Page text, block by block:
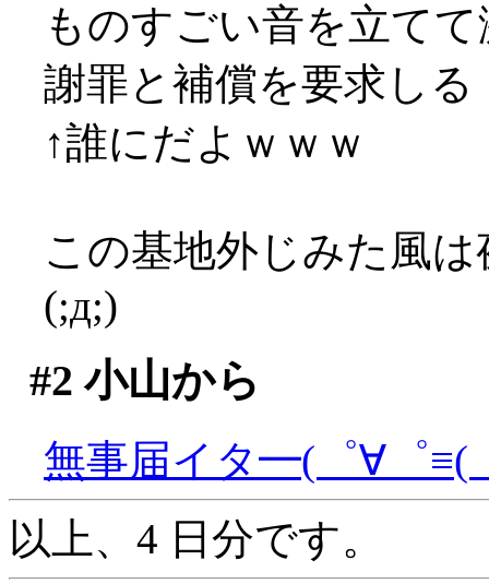
ものすごい音を立て
謝罪と補償を要求しる
↑誰にだよｗｗｗ
この基地外じみた風
(;д;)
#2 小山から
無事届イタ━(゜∀゜
以上、4 日分です。